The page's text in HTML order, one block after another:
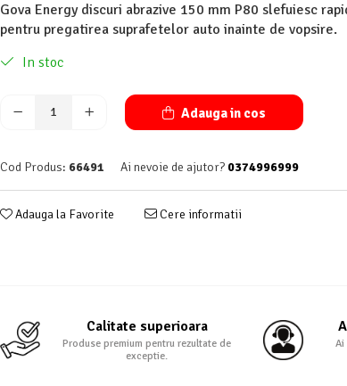
Gova Energy discuri abrazive 150 mm P80 slefuiesc
pentru pregatirea suprafetelor auto inainte de vopsire.
In stoc
Adauga in cos
Cod Produs: 66491 Ai nevoie de ajutor? 0374996999
Adauga la Favorite Cere informatii
Calitate superioara
Produse premium pentru rezultate de
exceptie.
Ai